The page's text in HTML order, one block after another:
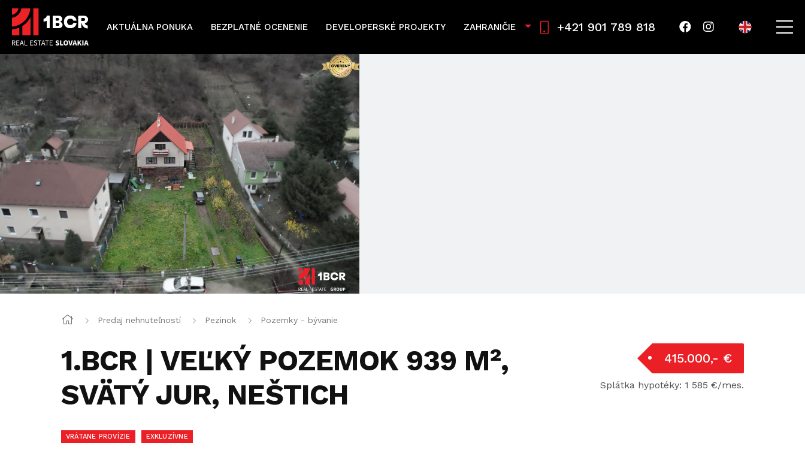
AKTUÁLNA PONUKA BEZPLATNÉ OCENENIE DEVELOPERSKÉ PROJEKTY ZAHRANIČIE +421 901 789 818
Predaj nehnuteľností Pezinok Pozemky - bývanie
1.BCR | VEĽKÝ POZEMOK 939 M²,
SVÄTÝ JUR, NEŠTICH
VRÁTANE PROVÍZIE EXKLUZÍVNE
415.000,- €
Splátka hypotéky: 1 585 €/mes.